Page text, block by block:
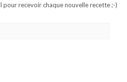
pour recevoir chaque nouvelle recette ;-)